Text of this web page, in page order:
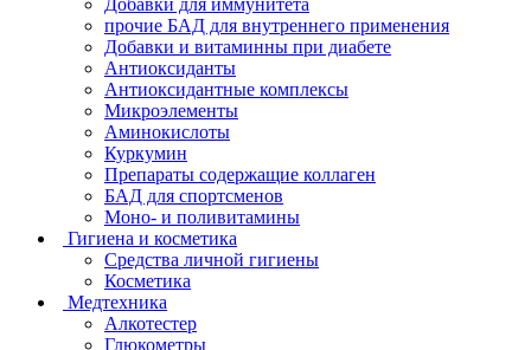
прочие БАД для внутреннего применения
Добавки и витаминны при диабете
Антиоксиданты
Антиоксидантные комплексы
Микроэлементы
Аминокислоты
Куркумин
Препараты содержащие коллаген
БАД для спортсменов
Моно- и поливитамины
Гигиена и косметика
Средства личной гигиены
Косметика
Медтехника
Алкотестер
Глюкометры